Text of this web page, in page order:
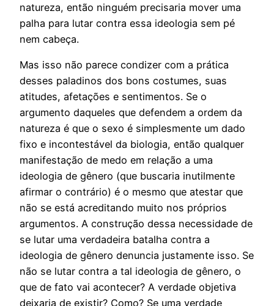
natureza, então ninguém precisaria mover uma
palha para lutar contra essa ideologia sem pé
nem cabeça.
Mas isso não parece condizer com a prática
desses paladinos dos bons costumes, suas
atitudes, afetações e sentimentos. Se o
argumento daqueles que defendem a ordem da
natureza é que o sexo é simplesmente um dado
fixo e incontestável da biologia, então qualquer
manifestação de medo em relação a uma
ideologia de gênero (que buscaria inutilmente
afirmar o contrário) é o mesmo que atestar que
não se está acreditando muito nos próprios
argumentos. A construção dessa necessidade de
se lutar uma verdadeira batalha contra a
ideologia de gênero denuncia justamente isso. Se
não se lutar contra a tal ideologia de gênero, o
que de fato vai acontecer? A verdade objetiva
deixaria de existir? Como? Se uma verdade